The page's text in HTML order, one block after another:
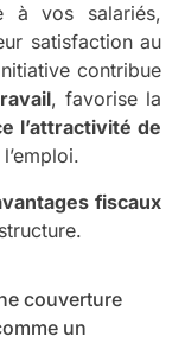
à vos salariés,
satisfaction au
contribue
, favorise la
l’attractivité de
fiscaux
couverture
un